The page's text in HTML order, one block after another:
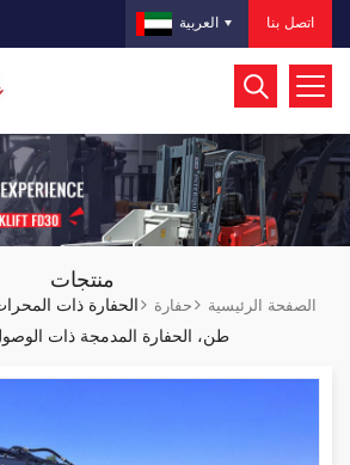
اتصل بنا العربية
منتجات
الصفحة الرئيسية حفارة
طن، الحفارة المدمجة ذات